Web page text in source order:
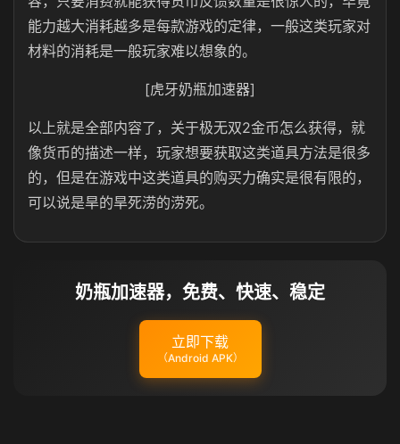
能力越大消耗越多是每款游戏的定律，一般这类玩家对
材料的消耗是一般玩家难以想象的。
[虎牙奶瓶加速器]
以上就是全部内容了，关于极无双2金币怎么获得，就
像货币的描述一样，玩家想要获取这类道具方法是很多
的，但是在游戏中这类道具的购买力确实是很有限的，
可以说是旱的旱死涝的涝死。
奶瓶加速器，免费、快速、稳定
立即下载
（Android APK）